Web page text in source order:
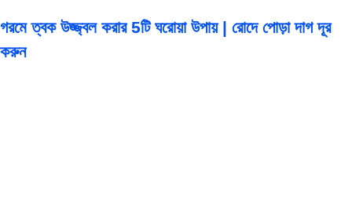
গরমে ত্বক উজ্জ্বল করার 5টি ঘরোয়া উপায় | রোদে পোড়া দাগ দূর
করুন